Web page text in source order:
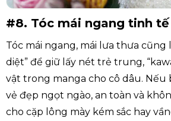
#8. Tóc mái ngang tinh tế
Tóc mái ngang, mái lưa thưa cũng
diệt” để giữ lấy nét trẻ trung,
vật trong manga cho cô dâu. Nếu
vẻ đẹp ngọt ngào, an toàn và
cho cặp lông mày kém sắc hay